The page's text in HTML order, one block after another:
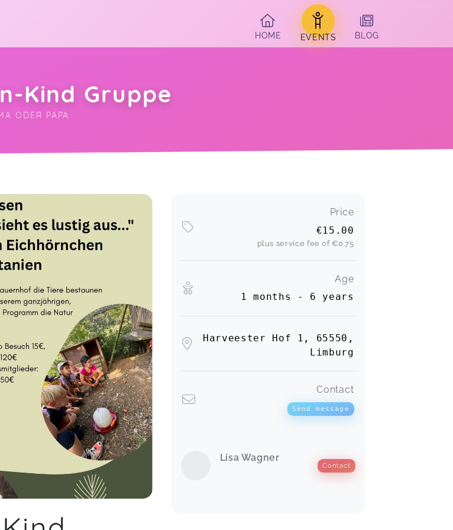
HOME
EVENTS BLOG
Kind Gruppe
ODER PAPA
Price
€15.00
plus service fee of€0.75
Age
1 months - 6 years
Harveester Hof 1, 65550,
Limburg
Contact
Send message
Lisa Wagner
Contact